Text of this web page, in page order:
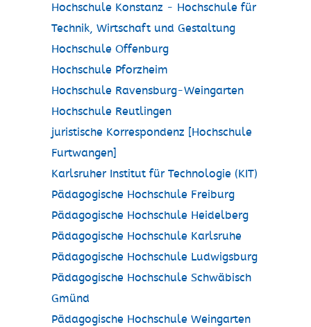
Hochschule Konstanz - Hochschule für
Technik, Wirtschaft und Gestaltung
Hochschule Offenburg
Hochschule Pforzheim
Hochschule Ravensburg-Weingarten
Hochschule Reutlingen
juristische Korrespondenz [Hochschule
Furtwangen]
Karlsruher Institut für Technologie (KIT)
Pädagogische Hochschule Freiburg
Pädagogische Hochschule Heidelberg
Pädagogische Hochschule Karlsruhe
Pädagogische Hochschule Ludwigsburg
Pädagogische Hochschule Schwäbisch
Gmünd
Pädagogische Hochschule Weingarten